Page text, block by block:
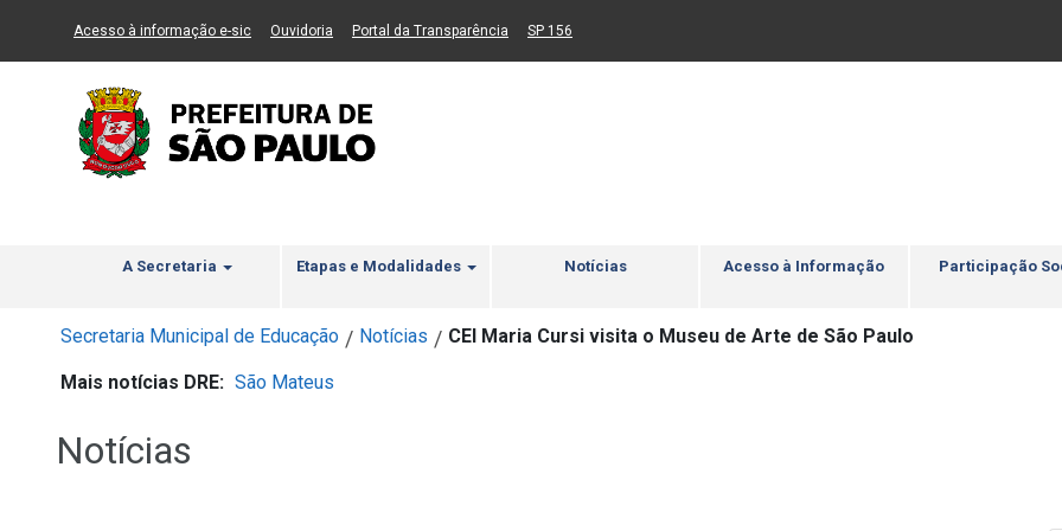
Ir ao Conteúdo Ir para menu principal 2 Ir para busca Ir para rodapé
Acesso à informação e-sic(Link para um novo sítio)
Ouvidoria (Link para um novo sítio)
Portal da Transparência (Link para um novo sítio)
SP 156
A Secretaria Etapas e Modalidades Notícias Acesso à Informação Participação
Secretaria Municipal de Educação / Notícias / CEI Maria Cursi visita o Museu de Arte de São Paulo
Mais notícias DRE: São Mateus
Notícias